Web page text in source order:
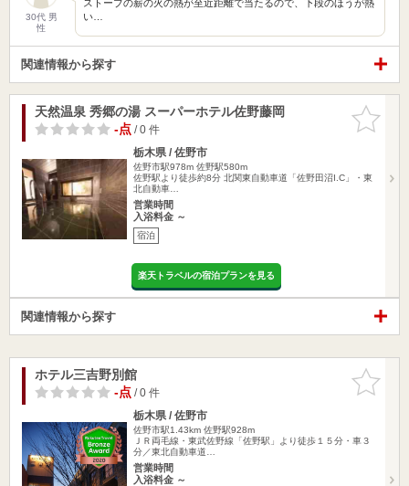
30代 男
性
ストーブの薪の火の熱が至近距離で当たるので、下段のほうが熱
い…
関連情報から探す
お気に入
りに追加
天然温泉 秀郷の湯 スーパーホテル佐野藤岡
-点/ 0 件
栃木県 / 佐野市
佐野市駅978m 佐野駅580m
佐野駅より徒歩約8分 北関東自動車道「佐野田沼I.C」・東
北自動車…
営業時間
入浴料金 ～
宿泊
楽天トラベルの宿泊プランを見る
関連情報から探す
お気に入
りに追加
ホテル三吉野別館
-点/ 0 件
栃木県 / 佐野市
佐野市駅1.43km 佐野駅928m
ＪＲ両毛線・東武佐野線「佐野駅」より徒歩１５分・車３
分／東北自動車道…
営業時間
入浴料金 ～